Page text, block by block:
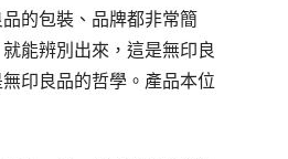
的包裝、品牌都非常簡
能辨別出來，這是無印良
印良品的哲學。產品本位